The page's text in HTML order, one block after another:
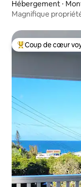
Hébergement ⋅
Magnifique
Coups de cœur
Coup de cœur